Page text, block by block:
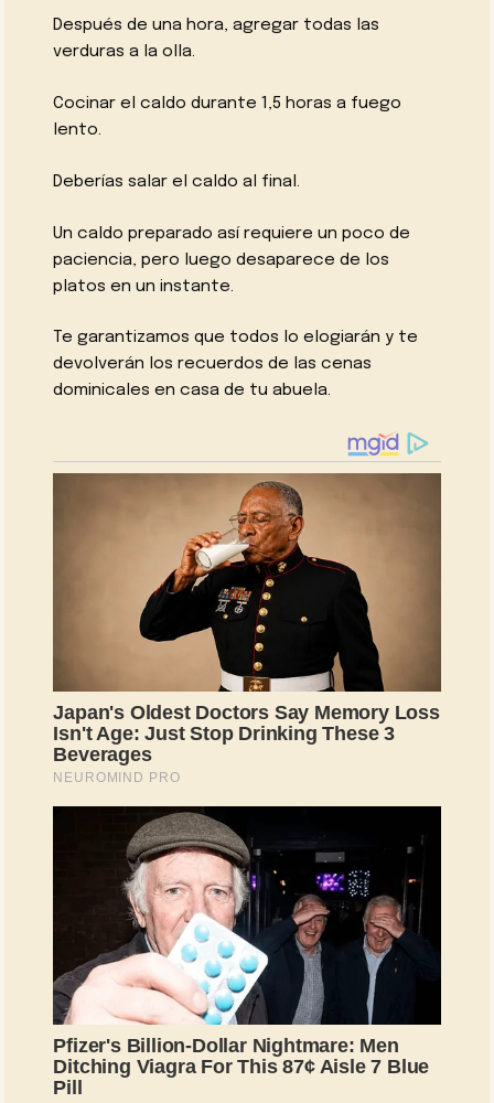
Después de una hora, agregar todas las
verduras a la olla.
Cocinar el caldo durante 1,5 horas a fuego
lento.
Deberías salar el caldo al final.
Un caldo preparado así requiere un poco de
paciencia, pero luego desaparece de los
platos en un instante.
Te garantizamos que todos lo elogiarán y te
devolverán los recuerdos de las cenas
dominicales en casa de tu abuela.